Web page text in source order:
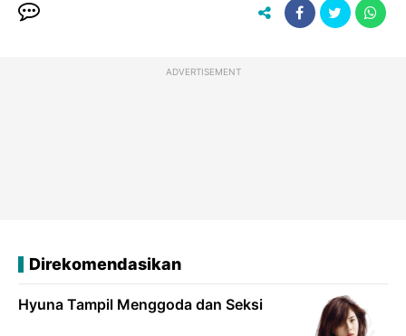
ADVERTISEMENT
Direkomendasikan
Hyuna Tampil Menggoda dan Seksi